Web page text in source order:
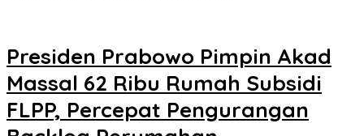
Presiden Prabowo Pimpin Akad
Massal 62 Ribu Rumah Subsidi
FLPP, Percepat Pengurangan